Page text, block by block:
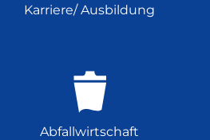
Karriere/ Ausbildung
Abfallwirtschaft